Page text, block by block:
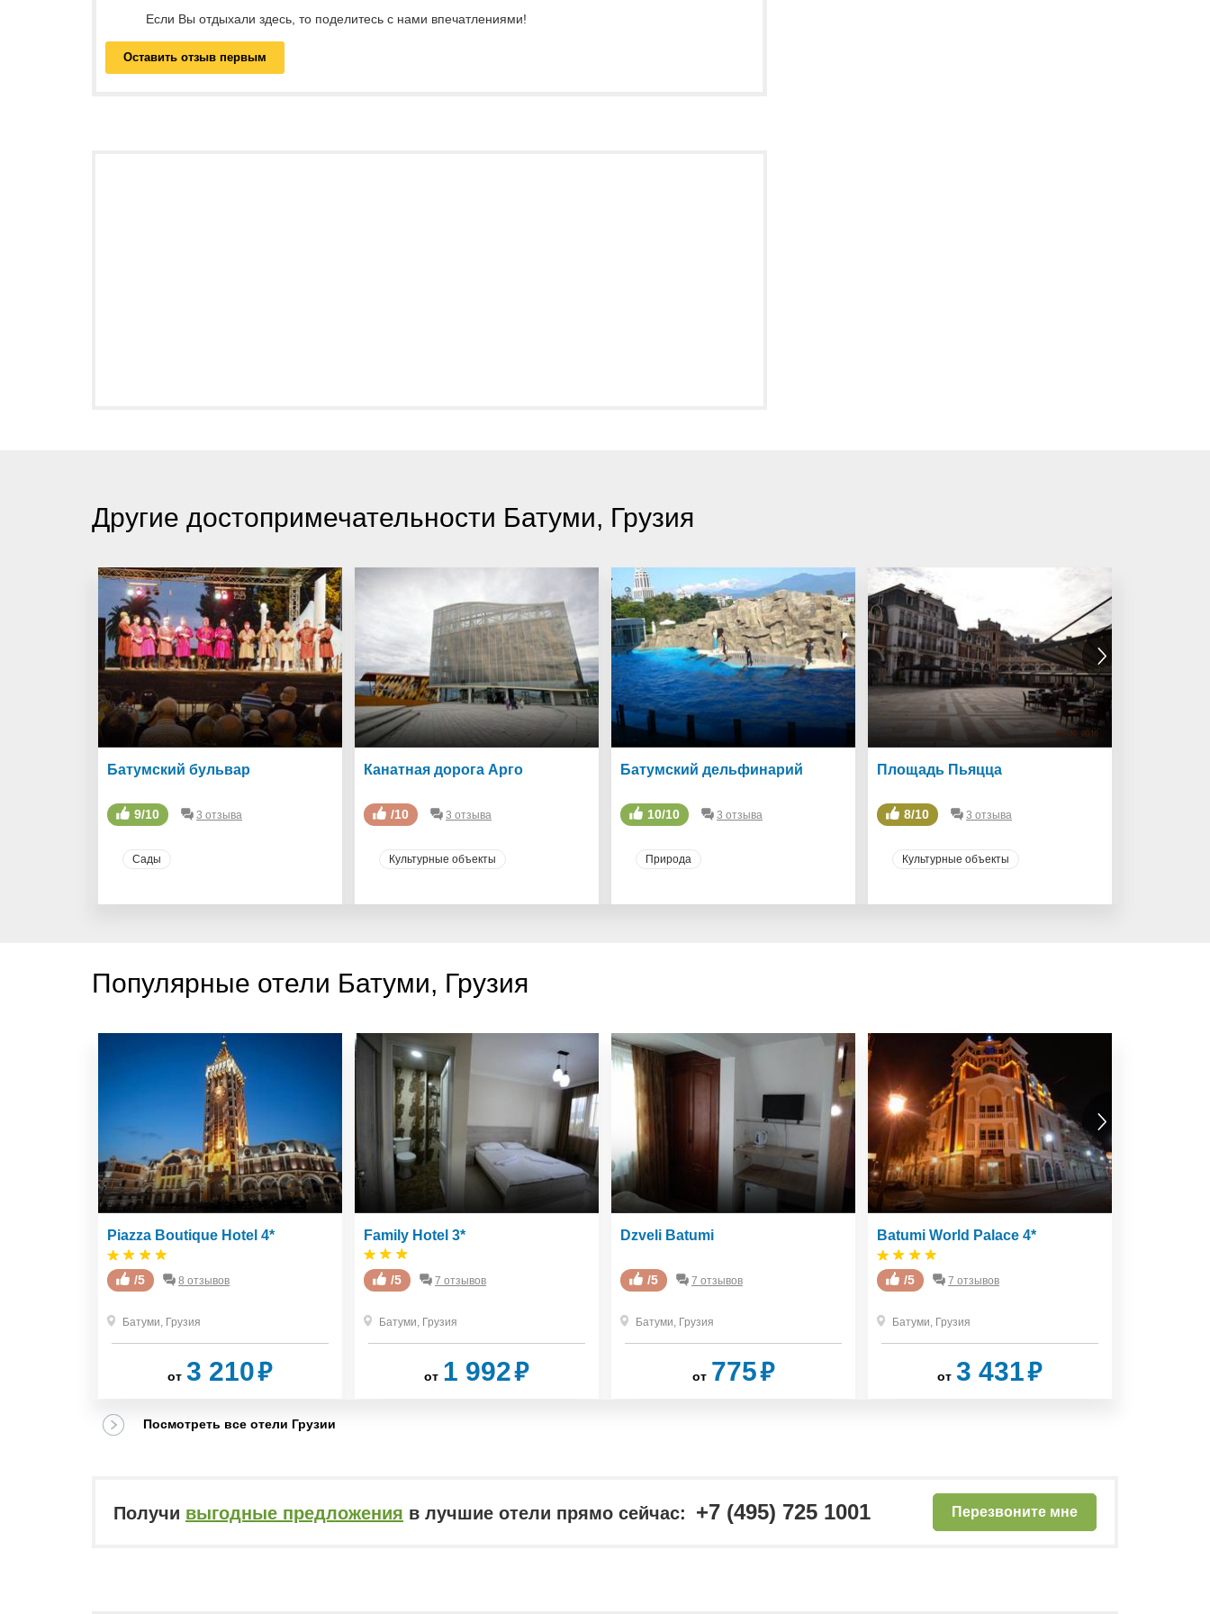
Если Вы отдыхали здесь, то поделитесь с нами впечатлениями!
Оставить отзыв первым
Другие достопримечательности Батуми, Грузия
Батумский бульвар
9/10 3 отзыва
Сады
Канатная дорога Арго
/10 3 отзыва
Культурные объекты
Батумский дельфинарий
10/10 3 отзыва
Природа
Площадь Пьяцца
8/10 3 отзыва
Культурные объекты
Популярные отели Батуми, Грузия
Piazza Boutique Hotel 4*
/5 8 отзывов
Батуми, Грузия
от 3 210₽
Family Hotel 3*
/5 7 отзывов
Батуми, Грузия
от 1 992₽
Dzveli Batumi
/5 7 отзывов
Батуми, Грузия
от 775₽
Batumi World Palace 4*
/5 7 отзывов
Батуми, Грузия
от 3 431₽
Посмотреть все отели Грузии
Получи выгодные предложения в лучшие отели прямо сейчас: +7 (495) 725 1001 Перезвоните мне